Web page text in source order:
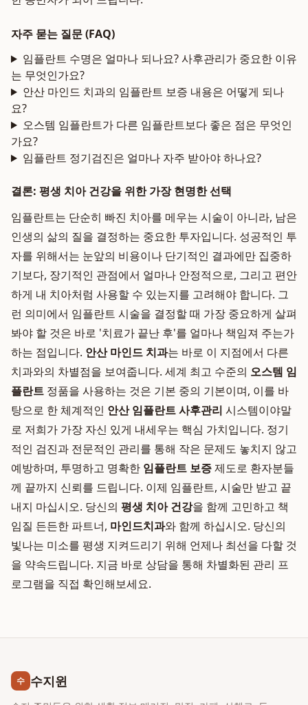
자주 묻는 질문 (FAQ)
임플란트 수명은 얼마나 되나요? 사후관리가 중요한 이유
는 무엇인가요?
안산 마인드 치과의 임플란트 보증 내용은 어떻게 되나
요?
오스템 임플란트가 다른 임플란트보다 좋은 점은 무엇인
가요?
임플란트 정기검진은 얼마나 자주 받아야 하나요?
결론: 평생 치아 건강을 위한 가장 현명한 선택
임플란트는 단순히 빠진 치아를 메우는 시술이 아니라, 남은
인생의 삶의 질을 결정하는 중요한 투자입니다. 성공적인 투
자를 위해서는 눈앞의 비용이나 단기적인 결과에만 집중하
기보다, 장기적인 관점에서 얼마나 안정적으로, 그리고 편안
하게 내 치아처럼 사용할 수 있는지를 고려해야 합니다. 그
런 의미에서 임플란트 시술을 결정할 때 가장 중요하게 살펴
봐야 할 것은 바로 '치료가 끝난 후'를 얼마나 책임져 주는가
하는 점입니다. 안산 마인드 치과는 바로 이 지점에서 다른
치과와의 차별점을 보여줍니다. 세계 최고 수준의 오스템 임
플란트 정품을 사용하는 것은 기본 중의 기본이며, 이를 바
탕으로 한 체계적인 안산 임플란트 사후관리 시스템이야말
로 저희가 가장 자신 있게 내세우는 핵심 가치입니다. 정기
적인 검진과 전문적인 관리를 통해 작은 문제도 놓치지 않고
예방하며, 투명하고 명확한 임플란트 보증제도로 환자분들
께 끝까지 신뢰를 드립니다. 이제 임플란트, 시술만 받고 끝
내지 마십시오. 당신의 평생 치아 건강을 함께 고민하고 책
임질 든든한 파트너, 마인드치과와 함께 하십시오. 당신의
빛나는 미소를 평생 지켜드리기 위해 언제나 최선을 다할 것
을 약속드립니다. 지금 바로 상담을 통해 차별화된 관리 프
로그램을 직접 확인해보세요.
수 수지윈